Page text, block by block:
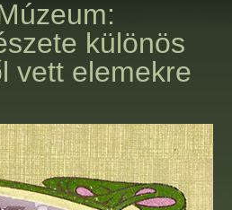
különös
vett elemekre